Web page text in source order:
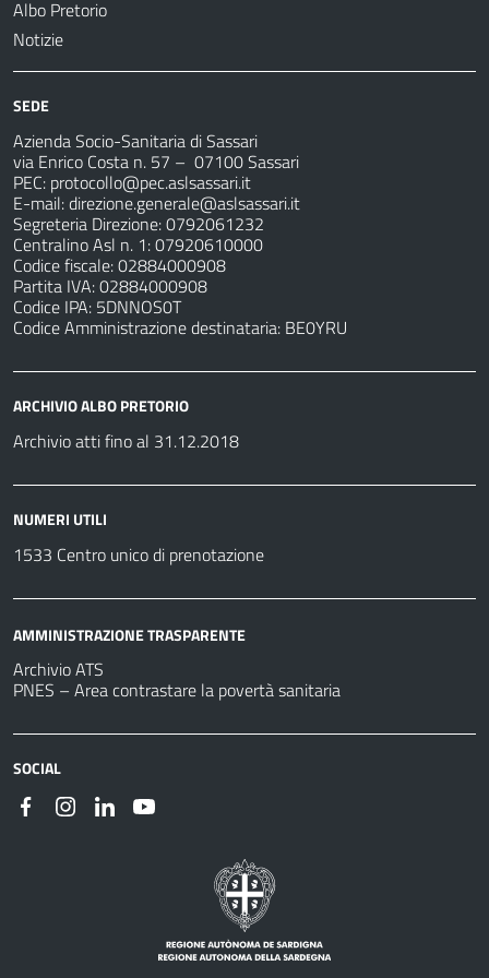
Albo Pretorio
Notizie
SEDE
Azienda Socio-Sanitaria di Sassari
via Enrico Costa n. 57 – 07100 Sassari
PEC: protocollo@pec.aslsassari.it
E-mail:direzione.generale@aslsassari.it
Segreteria Direzione: 0792061232
Centralino Asl n. 1: 07920610000
Codice fiscale: 02884000908
Partita IVA: 02884000908
Codice IPA: 5DNNOS0T
Codice Amministrazione destinataria: BE0YRU
ARCHIVIO ALBO PRETORIO
Archivio atti fino al 31.12.2018
NUMERI UTILI
1533 Centro unico di prenotazione
AMMINISTRAZIONE TRASPARENTE
Archivio ATS
PNES – Area contrastare la povertà sanitaria
SOCIAL